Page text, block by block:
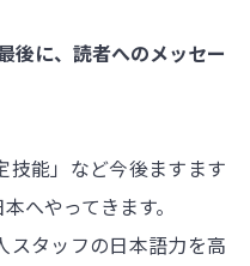
後に、読者へのメッセー
技能」など今後ますます
へやってきます。
スタッフの日本語力を高